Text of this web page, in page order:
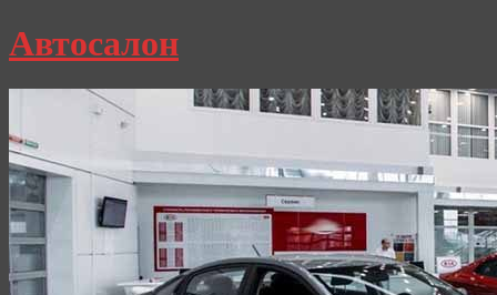
Автосалон